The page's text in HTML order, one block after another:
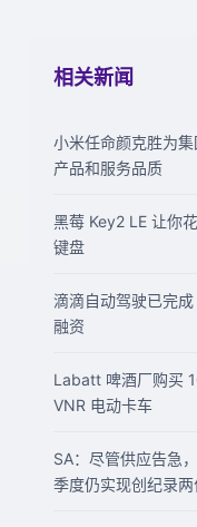
相关新闻
小米任命颜克胜为
产品和服务品质
黑莓 Key2 LE 让你
键盘
滴滴自动驾驶已完
融资
Labatt 啤酒厂购买
VNR 电动卡车
SA：尽管供应告急
季度仍实现创纪录